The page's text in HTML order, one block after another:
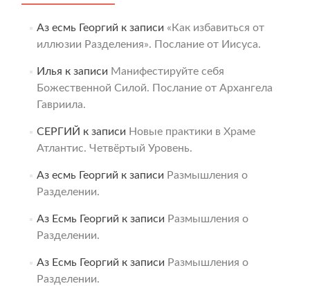
Аз есмь Георгий к записи «Как избавиться от
иллюзии Разделения». Послание от Иисуса.
Илья к записи Манифестируйте себя
Божественной Силой. Послание от Архангела
Гавриила.
СЕРГИЙ к записи Новые практики в Храме
Атлантис. Четвёртый Уровень.
Аз есмь Георгий к записи Размышления о
Разделении.
Аз Есмь Георгий к записи Размышления о
Разделении.
Аз Есмь Георгий к записи Размышления о
Разделении.